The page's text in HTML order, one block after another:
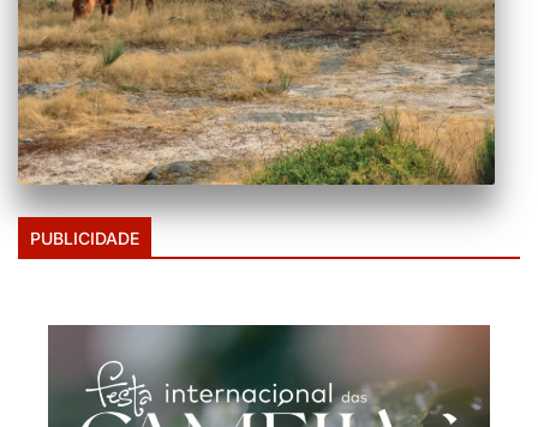
PUBLICIDADE